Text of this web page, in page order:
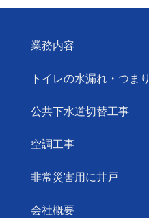
業務内容
トイレの水漏れ・つまり
公共下水道切替工事
空調工事
非常災害用に井戸
会社概要